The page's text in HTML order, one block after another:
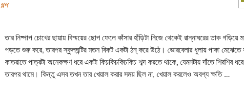
গল্প
তার নিষ্পাপ চোখের ছায়ায় বিস্ময়ের ছোপ ফেলে কাঁসার হাঁড়িটা নিজে থেকেই রান্নাঘরের তাক গড়িয়ে
পড়তে শুরু করে, তারপর স্কুলঘন্টির মতন বিকট একটা ঠন্‌ করে উঠে। ভোরবেলার ধুলায় পাকা মেঝেতে
কাতরাতে পাত্রটা অনেকক্ষণ ধরে একটা কিচকিচকিচকিচ শব্দ করতে থাকে, যেমনটায় দাঁতে শিরশির
তারপর থামে। কিন্তু এসব তখন তার খেয়াল করার সময় ছিল না, খেয়াল করলেও অবশ্য ক্ষতি ...